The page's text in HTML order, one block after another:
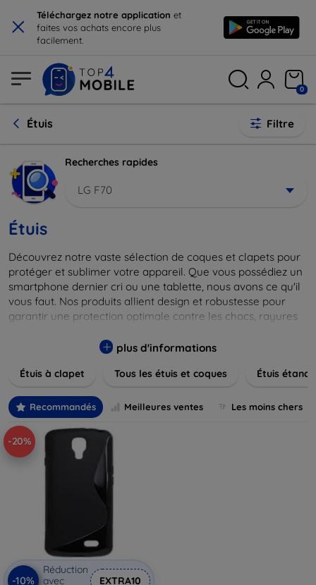
× Téléchargez notre application et
faites vos achats encore plus
facilement.
0
Étuis Filtre
Recherches rapides
LG F70
Étuis
Découvrez notre vaste sélection de coques et clapets pour
protéger et sublimer votre appareil. Que vous possédiez un
smartphone dernier cri ou une tablette, nous avons ce qu'il
vous faut. Nos produits allient design et robustesse pour
garantir une protection optimale contre les chocs, rayures
allant des modèles élégants et minimalistes aux designs
matériaux de haute qualité, y compris le cuir, le silicone, et
parfait pour exprimer votre style tout en assurant la
durabilité de votre appareil.
plus d'informations
Étuis à clapet Tous les étuis et coques Étuis
Recommandés Meilleures ventes Les moins chers
-20%
-10%
Réduction
avec
EXTRA10